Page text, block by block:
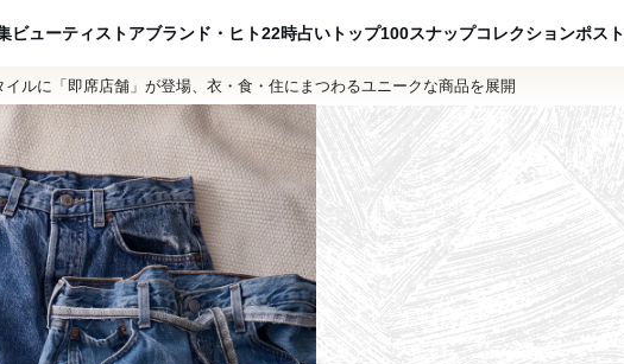
ビューティ ストアブランド・ヒト22時占い トップ100スナップコレクションポスト
ルに「即席店舗」が登場、衣・食・住にまつわるユニークな商品を展開